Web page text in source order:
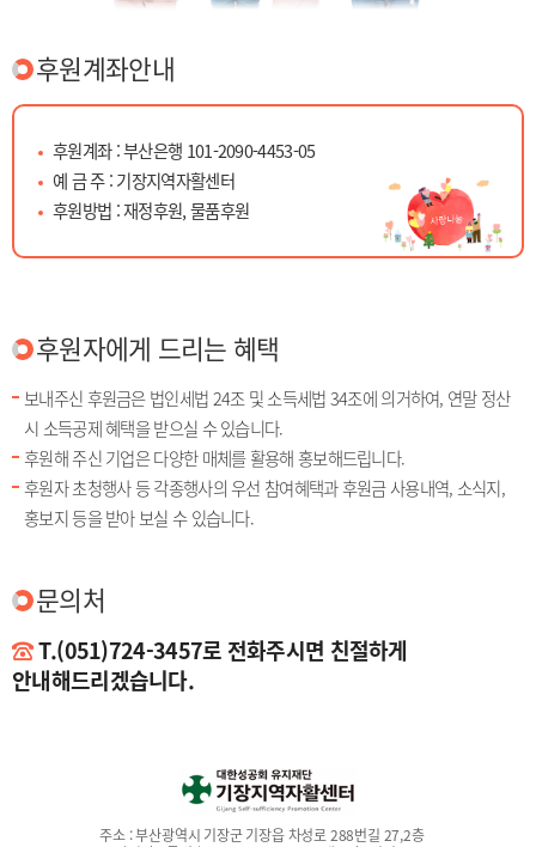
후원계좌안내
후원계좌 : 부산은행 101-2090-4453-05
예 금 주 : 기장지역자활센터
후원방법 : 재정후원, 물품후원
후원자에게 드리는 혜택
보내주신 후원금은 법인세법 24조 및 소득세법 34조에 의거하여, 연말 정산
시 소득공제 혜택을 받으실 수 있습니다.
후원해 주신 기업은 다양한 매체를 활용해 홍보해드립니다.
후원자 초청행사 등 각종행사의 우선 참여혜택과 후원금 사용내역, 소식지,
홍보지 등을 받아 보실 수 있습니다.
문의처
T.(051)724-3457로 전화주시면 친절하게
안내해드리겠습니다.
주소 :부산광역시 기장군 기장읍 차성로 288번길 27,2층